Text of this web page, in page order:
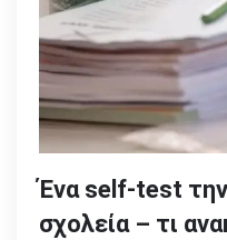
Ένα self-test
σχολεία – τι